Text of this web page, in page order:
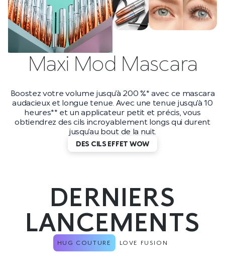
Maxi Mod Mascara
Boostez votre volume jusqu’à 200 %* avec ce mascara
audacieux et longue tenue. Avec une tenue jusqu’à 10
heures** et un applicateur petit et précis, vous
obtiendrez des cils incroyablement longs qui durent
jusqu’au bout de la nuit.
DES CILS EFFET WOW
DERNIERS
LANCEMENTS
HUG COUTURE LOVE FUSION